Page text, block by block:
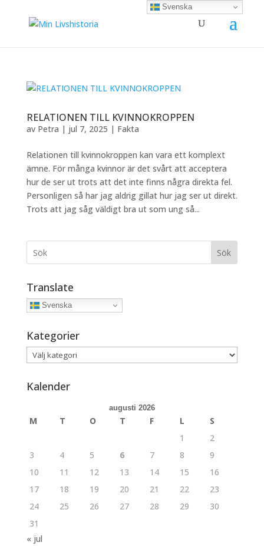
RELATIONEN TILL KVINNOKROPPEN
av Petra | jul 7, 2025 | Fakta
Relationen till kvinnokroppen kan vara ett komplext
ämne. För många kvinnor är det svårt att acceptera
hur de ser ut trots att det inte finns några direkta fel.
Personligen så har jag aldrig gillat hur jag ser ut direkt.
Trots att jag såg väldigt bra ut som ung så...
Sök
Translate
Svenska
Kategorier
Kategorier
Kalender
augusti 2026
M T O T F L
S
1
2
3
4 5 6 7 8
9
10
11 12 13 14 15
16
17
18 19 20 21 22
23
24
25 26 27 28 29
30
31
« jul
Svenska